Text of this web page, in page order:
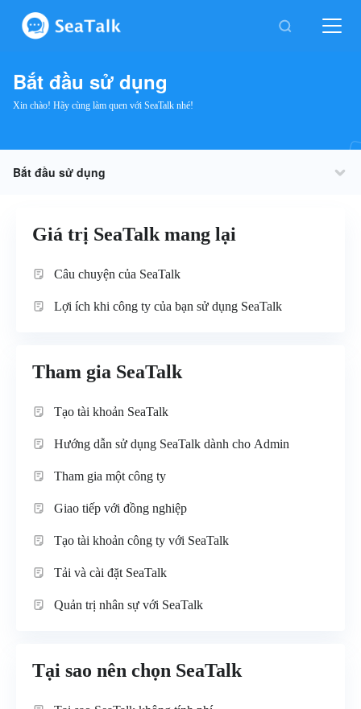
Bắt đầu sử dụng
Xin chào! Hãy cùng làm quen với SeaTalk nhé!
Bắt đầu sử dụng
Giá trị SeaTalk mang lại
Tại sao nên chọn SeaTalk
Nhật ký thay đổi
Giá trị SeaTalk mang lại
Câu chuyện của SeaTalk
Lợi ích khi công ty của bạn sử dụng SeaTalk
Tham gia SeaTalk
Tạo tài khoản SeaTalk
Hướng dẫn sử dụng SeaTalk dành cho Admin
Tham gia một công ty
Giao tiếp với đồng nghiệp
Tạo tài khoản công ty với SeaTalk
Tải và cài đặt SeaTalk
Quản trị nhân sự với SeaTalk
Tại sao nên chọn SeaTalk